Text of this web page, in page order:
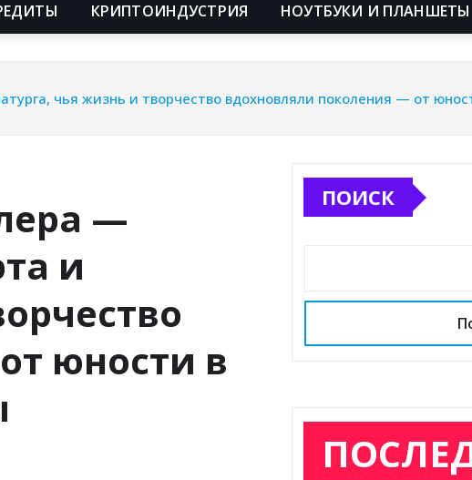
КРИПТОИНДУСТРИЯ НОУТБУКИ И ПЛАНШЕТЫ
чья жизнь и творчество вдохновляли поколения — от
—
и
юности в
ПОИСК